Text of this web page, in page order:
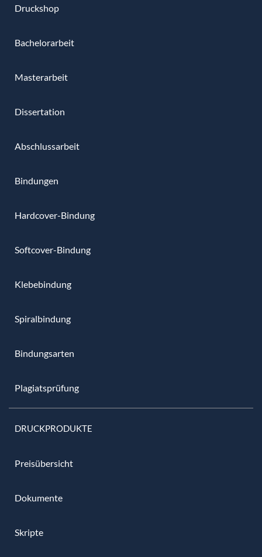
Druckshop
Bachelorarbeit
Masterarbeit
Dissertation
Abschlussarbeit
Bindungen
Hardcover-Bindung
Softcover-Bindung
Klebebindung
Spiralbindung
Bindungsarten
Plagiatsprüfung
DRUCKPRODUKTE
Preisübersicht
Dokumente
Skripte